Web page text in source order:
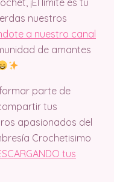
¡El límite es tu
nuestros
a nuestro canal
de amantes
parte de
tus
apasionados del
Crochetisimo
tus